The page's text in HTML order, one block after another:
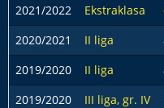
2021/2022
Ekstraklasa
2020/2021
II liga
2019/2020
II liga
2019/2020 III liga, gr. IV